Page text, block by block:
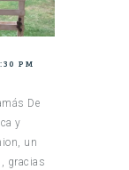
PM
De
y
un
gracias